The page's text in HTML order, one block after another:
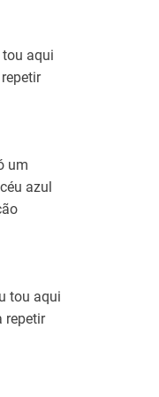
tou aqui
um
azul
tou aqui
repetir